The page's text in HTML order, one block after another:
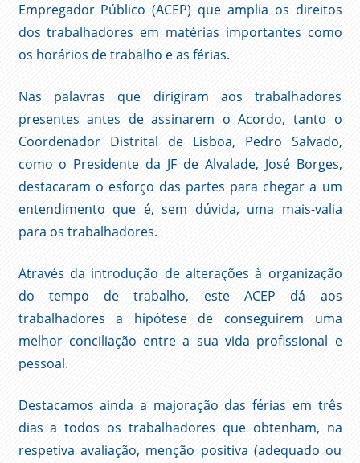
Empregador Público (ACEP) que amplia os direitos
dos trabalhadores em matérias importantes como
os horários de trabalho e as férias.
Nas palavras que dirigiram aos trabalhadores
presentes antes de assinarem o Acordo, tanto o
Coordenador Distrital de Lisboa, Pedro Salvado,
como o Presidente da JF de Alvalade, José Borges,
destacaram o esforço das partes para chegar a um
entendimento que é, sem dúvida, uma mais-valia
para os trabalhadores.
Através da introdução de alterações à organização
do tempo de trabalho, este ACEP dá aos
trabalhadores a hipótese de conseguirem uma
melhor conciliação entre a sua vida profissional e
pessoal.
Destacamos ainda a majoração das férias em três
dias a todos os trabalhadores que obtenham, na
respetiva avaliação, menção positiva (adequado ou